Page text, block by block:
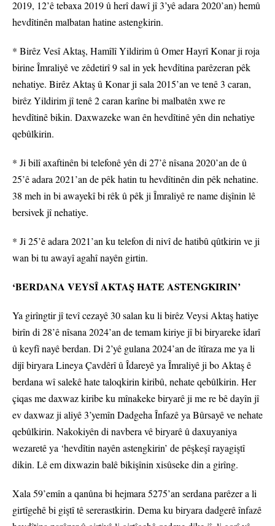
2019, 12’ê tebaxa 2019 û herî dawî jî 3’yê adara 2020’an) hemû
hevdîtinên malbatan hatine astengkirin.
* Birêz Vesî Aktaş, Hamîlî Yildirim û Omer Hayrî Konar ji roja
birine Îmraliyê ve zêdetirî 9 sal in yek hevdîtina parêzeran pêk
nehatiye. Birêz Aktaş û Konar ji sala 2015’an ve tenê 3 caran,
birêz Yildirim jî tenê 2 caran karîne bi malbatên xwe re
hevdîtinê bikin. Daxwazeke wan ên hevdîtinê yên din nehatiye
qebûlkirin.
* Ji bilî axaftinên bi telefonê yên di 27’ê nîsana 2020’an de û
25’ê adara 2021’an de pêk hatin tu hevdîtinên din pêk nehatine.
38 meh in bi awayekî bi rêk û pêk ji Îmraliyê re name dişînin lê
bersivek jî nehatiye.
* Ji 25’ê adara 2021’an ku telefon di nivî de hatibû qûtkirin ve ji
wan bi tu awayî agahî nayên girtin.
‘BERDANA VEYSÎ AKTAŞ HATE ASTENGKIRIN’
Ya girîngtir jî tevî cezayê 30 salan ku li birêz Veysi Aktaş hatiye
birîn di 28’ê nîsana 2024’an de temam kiriye jî bi biryareke îdarî
û keyfî nayê berdan. Di 2’yê gulana 2024’an de îtîraza me ya li
dijî biryara Lineya Çavdêrî û Îdareyê ya Îmraliyê ji bo Aktaş ê
berdana wî salekê hate taloqkirin kiribû, nehate qebûlkirin. Her
çiqas me daxwaz kiribe ku mînakeke biryarê ji me re bê dayîn jî
ev daxwaz ji aliyê 3’yemîn Dadgeha Înfazê ya Bûrsayê ve nehate
qebûlkirin. Nakokiyên di navbera vê biryarê û daxuyaniya
wezaretê ya ‘hevdîtin nayên astengkirin’ de pêşkeşî rayagiştî
dikin. Lê em dixwazin balê bikişînin xisûseke din a girîng.
Xala 59’emîn a qanûna bi hejmara 5275’an serdana parêzer a li
girtîgehê bi giştî tê sererastkirin. Dema ku biryara dadgerê înfazê